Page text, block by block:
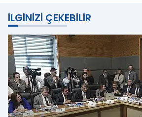
İLGINIZI ÇEKEBILIR